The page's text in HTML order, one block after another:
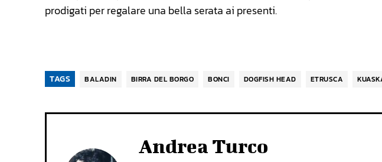
prodigati per regalare una bella serata ai presenti.
TAGS BALADIN BIRRA DEL BORGO BONCI DOGFISH HEAD ETRUSCA
Andrea Turco